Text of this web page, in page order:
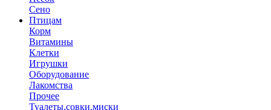
Сено
Птицам
Корм
Витамины
Клетки
Игрушки
Оборудование
Лакомства
Прочее
Туалеты,совки,миски